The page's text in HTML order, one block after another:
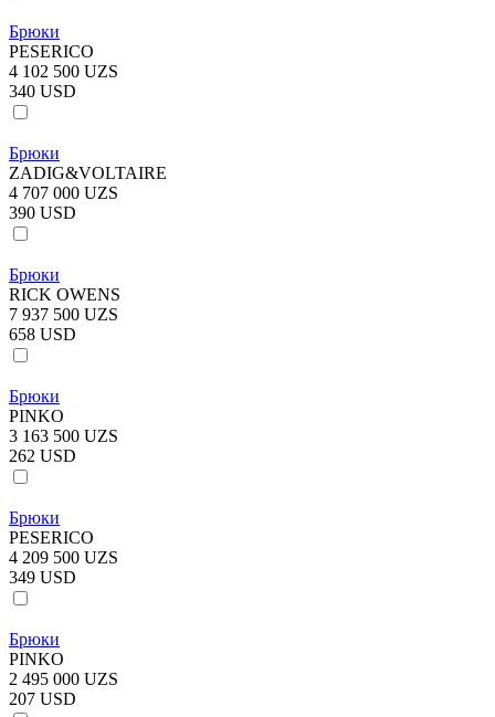
Брюки
PESERICO
4 102 500 UZS
340 USD
Брюки
ZADIG&VOLTAIRE
4 707 000 UZS
390 USD
Брюки
RICK OWENS
7 937 500 UZS
658 USD
Брюки
PINKO
3 163 500 UZS
262 USD
Брюки
PESERICO
4 209 500 UZS
349 USD
Брюки
PINKO
2 495 000 UZS
207 USD